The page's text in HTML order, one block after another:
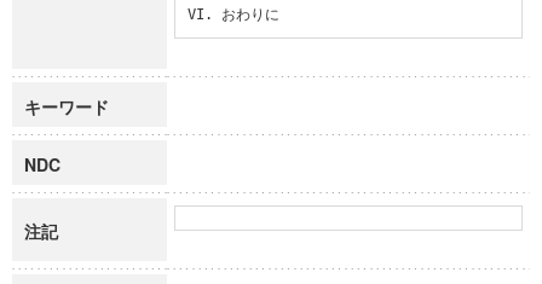
VI. おわりに
キーワード
NDC
注記